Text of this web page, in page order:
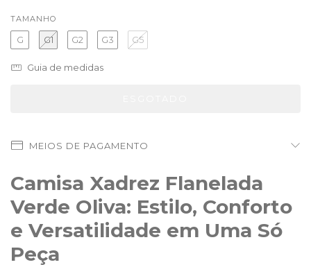
TAMANHO
G G1 G2 G3 G5
Guia de medidas
MEIOS DE PAGAMENTO
Camisa Xadrez Flanelada
Verde Oliva: Estilo, Conforto
e Versatilidade em Uma Só
Peça